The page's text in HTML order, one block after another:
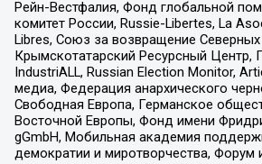
Рейн-Вестфалия, Фонд глобальной
комитет России, Russie-Libertes, La
Libres, Союз за возвращение Северных
Крымскотатарский Ресурсный Центр,
IndustriALL, Russian Election Monitor,
медиа, Федерация анархического
Свободная Европа, Германское
Восточной Европы, Фонд имени
gGmbH, Мобильная академия
демократии и миротворчества, Форум